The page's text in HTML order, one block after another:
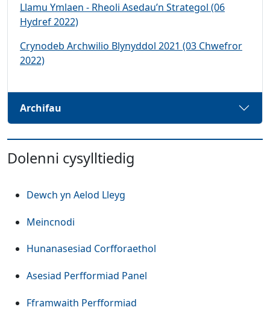
Llamu Ymlaen - Rheoli Asedau’n Strategol (06
Hydref 2022)
Crynodeb Archwilio Blynyddol 2021 (03 Chwefror
2022)
Archifau
Dolenni cysylltiedig
Dewch yn Aelod Lleyg
Meincnodi
Hunanasesiad Corfforaethol
Asesiad Perfformiad Panel
Fframwaith Perfformiad